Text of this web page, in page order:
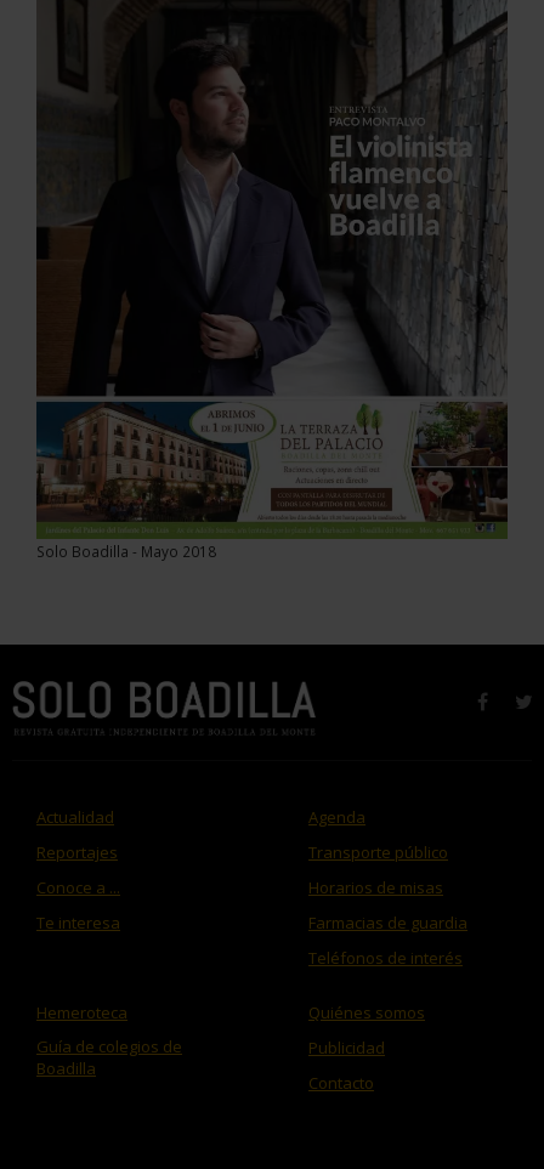
Solo Boadilla - Mayo 2018
Actualidad
Reportajes
Conoce a ...
Te interesa
Agenda
Transporte público
Horarios de misas
Farmacias de guardia
Teléfonos de interés
Hemeroteca
Guía de colegios de
Boadilla
Quiénes somos
Publicidad
Contacto